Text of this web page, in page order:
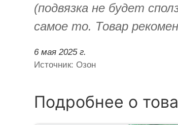
(подвязка не будет
самое то. Товар
6 мая 2025 г.
Источник: Озон
Подробнее о